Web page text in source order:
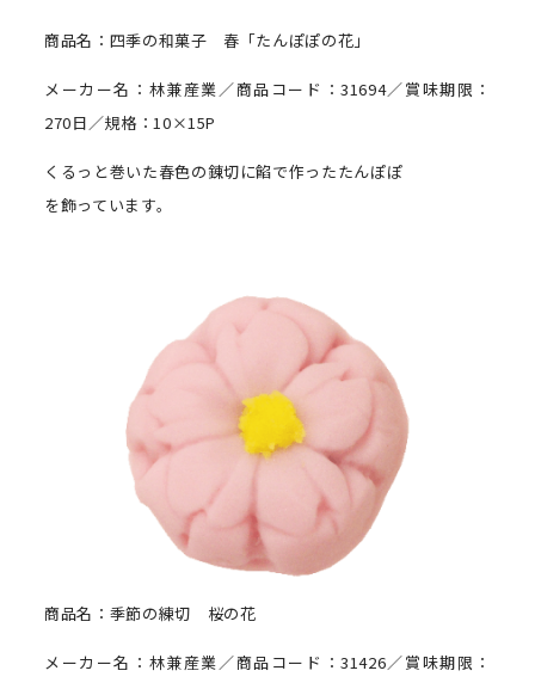
商品名：四季の和菓子 春「たんぽぽの花」
メーカー名：林兼産業／商品コード：31694／賞味期限：
270日／規格：10×15P
くるっと巻いた春色の錬切に餡で作ったたんぽぽ
を飾っています。
商品名：季節の練切 桜の花
メーカー名：林兼産業／商品コード：31426／賞味期限：